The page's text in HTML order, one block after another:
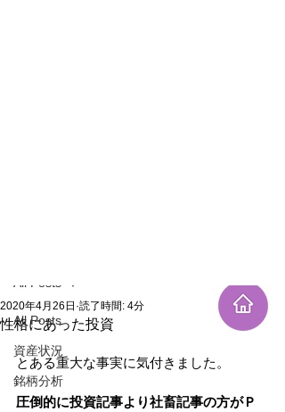
All Posts
資産状況
銘柄分析
All Posts
性格にあった投資
2020年4月26日 読了時間: 4分
とある重大な事実に気付きました。
圧倒的に投資記事より社畜記事の方がＰ